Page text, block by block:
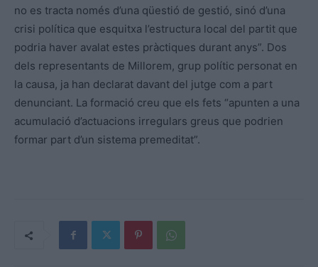
no es tracta només d’una qüestió de gestió, sinó d’una
crisi política que esquitxa l’estructura local del partit que
podria haver avalat estes pràctiques durant anys”. Dos
dels representants de Millorem, grup polític personat en
la causa, ja han declarat davant del jutge com a part
denunciant. La formació creu que els fets “apunten a una
acumulació d’actuacions irregulars greus que podrien
formar part d’un sistema premeditat”.